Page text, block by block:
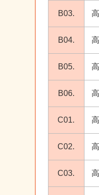
B03.
B04.
B05.
B06.
C01.
C02.
C03.